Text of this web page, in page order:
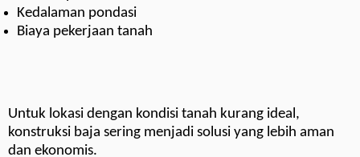
Kedalaman pondasi
Biaya pekerjaan tanah
Untuk lokasi dengan kondisi tanah kurang ideal,
konstruksi baja sering menjadi solusi yang lebih aman
dan ekonomis.